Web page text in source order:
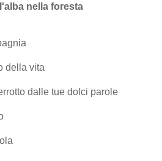
nella foresta
della vita
dalle tue dolci parole